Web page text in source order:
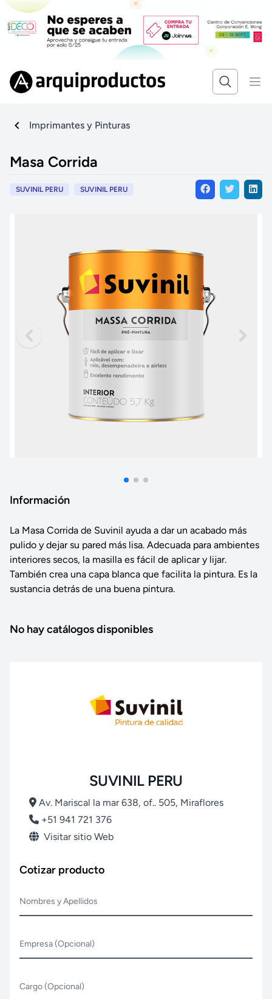
Imprimantes y Pinturas
Masa Corrida
SUVINIL PERU SUVINIL PERU
Información
La Masa Corrida de Suvinil ayuda a dar un acabado más
pulido y dejar su pared más lisa. Adecuada para ambientes
interiores secos, la masilla es fácil de aplicar y lijar.
También crea una capa blanca que facilita la pintura. Es la
sustancia detrás de una buena pintura.
No hay catálogos disponibles
SUVINIL PERU
Av. Mariscal la mar 638, of.. 505, Miraflores
+51 941 721 376
Visitar sitio Web
Cotizar producto
Nombres y Apellidos
Empresa (Opcional)
Cargo (Opcional)